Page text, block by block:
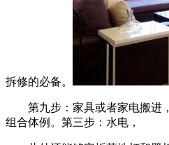
拆修的必备。
第九步：家具或者家电搬进，
组合体例。第三步：水电，